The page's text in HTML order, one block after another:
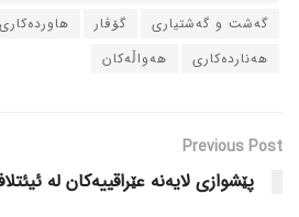
گه‌شت و گه‌شتیاری
گۆڤار هاورده‌کاری
هه‌نارده‌کاری
هه‌واڵه‌کان
Previous Post
پێشوازی لایه‌نه‌ عێراقییه‌کان له‌ ئیئتلافی 1+4 دژ به‌